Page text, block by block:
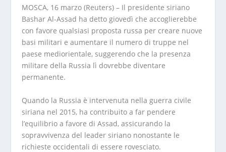
MOSCA, 16 marzo (Reuters) – Il presidente siriano
Bashar Al-Assad ha detto giovedì che accoglierebbe
con favore qualsiasi proposta russa per creare nuove
basi militari e aumentare il numero di truppe nel
paese mediorientale, suggerendo che la presenza
militare della Russia lì dovrebbe diventare
permanente.
Quando la Russia è intervenuta nella guerra civile
siriana nel 2015, ha contribuito a far pendere
l’equilibrio a favore di Assad, assicurando la
sopravvivenza del leader siriano nonostante le
richieste occidentali di essere rovesciato.